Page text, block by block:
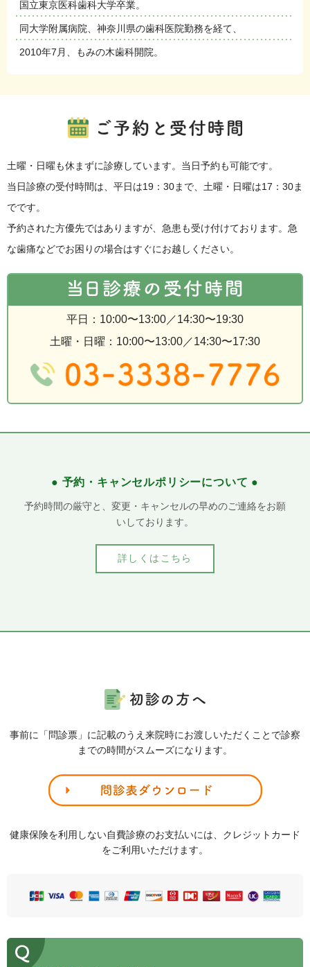
国立東京医科歯科大学卒業。
同大学附属病院、神奈川県の歯科医院勤務を経て、
2010年7月、もみの木歯科開院。
土曜・日曜も休まずに診療しています。当日予約も可能です。
当日診療の受付時間は、平日は19：30まで、土曜・日曜は17：30ま
でです。
予約された方優先ではありますが、急患も受け付けております。 急
な歯痛などでお困りの場合はすぐにお越しください。
平日：10:00〜13:00／14:30〜19:30
土曜・日曜：10:00〜13:00／14:30〜17:30
● 予約・キャンセルポリシーについて ●
予約時間の厳守と、変更・キャンセルの早めのご連絡をお願
いしております。
詳しくはこちら
事前に「問診票」に記載のうえ来院時にお渡しいただくことで診察
までの時間がスムーズになります。
健康保険を利用しない自費診療のお支払いには、クレジットカード
をご利用いただけます。